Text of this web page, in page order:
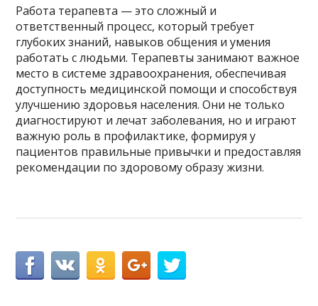
Работа терапевта — это сложный и
ответственный процесс, который требует
глубоких знаний, навыков общения и умения
работать с людьми. Терапевты занимают важное
место в системе здравоохранения, обеспечивая
доступность медицинской помощи и способствуя
улучшению здоровья населения. Они не только
диагностируют и лечат заболевания, но и играют
важную роль в профилактике, формируя у
пациентов правильные привычки и предоставляя
рекомендации по здоровому образу жизни.